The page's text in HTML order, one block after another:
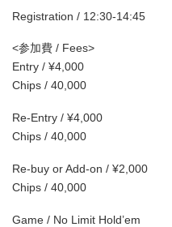
Registration / 12:30-14:45
<参加費 / Fees>
Entry / ¥4,000
Chips / 40,000
Re-Entry / ¥4,000
Chips / 40,000
Re-buy or Add-on / ¥2,000
Chips / 40,000
Game / No Limit Hold’em